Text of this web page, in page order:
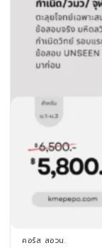
คอร์ส สอวน.